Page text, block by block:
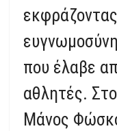
που έλαβε
αθλητές.
Μάνος